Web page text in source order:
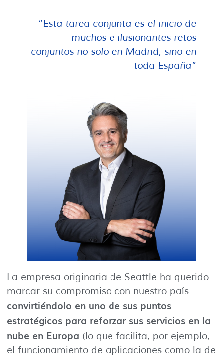
“Esta tarea conjunta es el inicio de
muchos e ilusionantes retos
conjuntos no solo en Madrid, sino en
toda España”
La empresa originaria de Seattle ha querido
marcar su compromiso con nuestro país
convirtiéndolo en uno de sus puntos
estratégicos para reforzar sus servicios en la
nube en Europa (lo que facilita, por ejemplo,
el funcionamiento de aplicaciones como la de